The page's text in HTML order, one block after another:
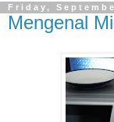
Friday,
Mengenal